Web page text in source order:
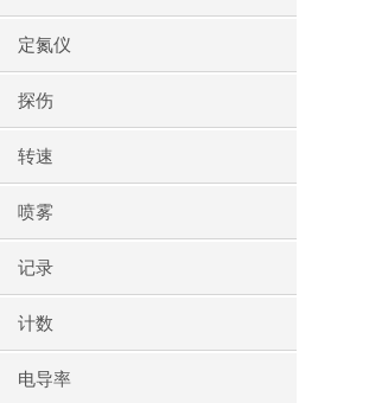
定氮仪
探伤
转速
喷雾
记录
计数
电导率